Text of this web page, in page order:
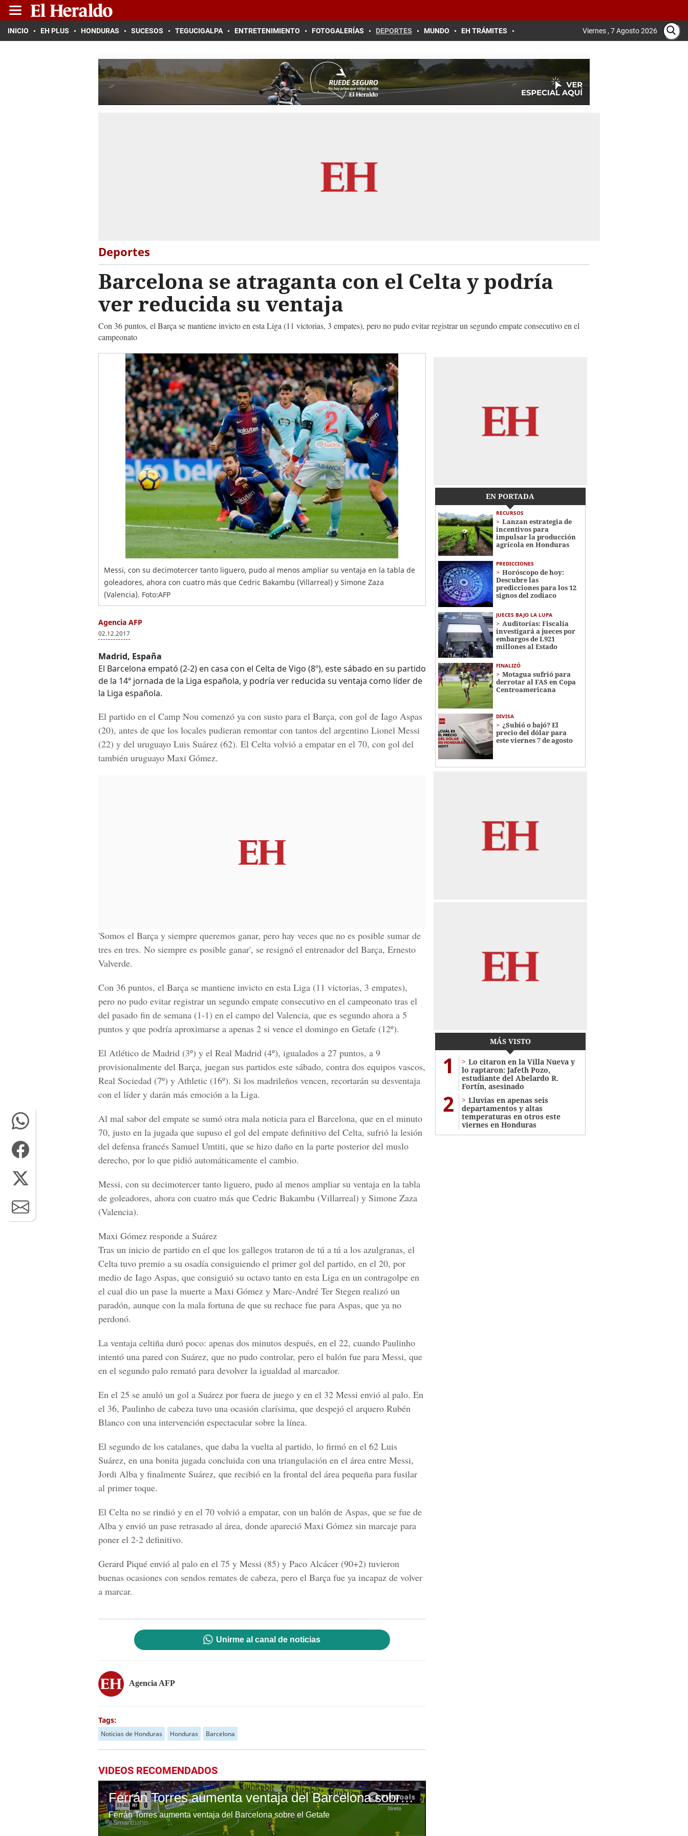
INICIO EH PLUS HONDURAS SUCESOS TEGUCIGALPA ENTRETENIMIENTO FOTOGALERÍAS DEPORTES MUNDO EH TRÁMITES Viernes , 7 Agosto 2026
Deportes
Barcelona se atraganta con el Celta y podría
ver reducida su ventaja
Con 36 puntos, el Barça se mantiene invicto en esta Liga (11 victorias, 3 empates), pero no pudo evitar registrar un segundo empate consecutivo en el
campeonato
Messi, con su decimotercer tanto liguero, pudo al menos ampliar su ventaja en la tabla de
goleadores, ahora con cuatro más que Cedric Bakambu (Villarreal) y Simone Zaza
(Valencia). Foto:AFP
Agencia AFP
02.12.2017
Madrid, España
El Barcelona empató (2-2) en casa con el Celta de Vigo (8º), este sábado en su partido
de la 14ª jornada de la Liga española, y podría ver reducida su ventaja como líder de
la Liga española.
El partido en el Camp Nou comenzó ya con susto para el Barça, con gol de Iago Aspas
(20), antes de que los locales pudieran remontar con tantos del argentino Lionel Messi
(22) y del uruguayo Luis Suárez (62). El Celta volvió a empatar en el 70, con gol del
también uruguayo Maxi Gómez.
'Somos el Barça y siempre queremos ganar, pero hay veces que no es posible sumar de
tres en tres. No siempre es posible ganar', se resignó el entrenador del Barça, Ernesto
Valverde.
Con 36 puntos, el Barça se mantiene invicto en esta Liga (11 victorias, 3 empates),
pero no pudo evitar registrar un segundo empate consecutivo en el campeonato tras el
del pasado fin de semana (1-1) en el campo del Valencia, que es segundo ahora a 5
puntos y que podría aproximarse a apenas 2 si vence el domingo en Getafe (12º).
El Atlético de Madrid (3º) y el Real Madrid (4º), igualados a 27 puntos, a 9
provisionalmente del Barça, juegan sus partidos este sábado, contra dos equipos vascos,
Real Sociedad (7º) y Athletic (16º). Si los madrileños vencen, recortarán su desventaja
con el líder y darán más emoción a la Liga.
Al mal sabor del empate se sumó otra mala noticia para el Barcelona, que en el minuto
70, justo en la jugada que supuso el gol del empate definitivo del Celta, sufrió la lesión
del defensa francés Samuel Umtiti, que se hizo daño en la parte posterior del muslo
derecho, por lo que pidió automáticamente el cambio.
Messi, con su decimotercer tanto liguero, pudo al menos ampliar su ventaja en la tabla
de goleadores, ahora con cuatro más que Cedric Bakambu (Villarreal) y Simone Zaza
(Valencia).
Maxi Gómez responde a Suárez
Tras un inicio de partido en el que los gallegos trataron de tú a tú a los azulgranas, el
Celta tuvo premio a su osadía consiguiendo el primer gol del partido, en el 20, por
medio de Iago Aspas, que consiguió su octavo tanto en esta Liga en un contragolpe en
el cual dio un pase la muerte a Maxi Gómez y Marc-André Ter Stegen realizó un
paradón, aunque con la mala fortuna de que su rechace fue para Aspas, que ya no
perdonó.
La ventaja celtiña duró poco: apenas dos minutos después, en el 22, cuando Paulinho
intentó una pared con Suárez, que no pudo controlar, pero el balón fue para Messi, que
en el segundo palo remató para devolver la igualdad al marcador.
En el 25 se anuló un gol a Suárez por fuera de juego y en el 32 Messi envió al palo. En
el 36, Paulinho de cabeza tuvo una ocasión clarísima, que despejó el arquero Rubén
Blanco con una intervención espectacular sobre la línea.
El segundo de los catalanes, que daba la vuelta al partido, lo firmó en el 62 Luis
Suárez, en una bonita jugada concluida con una triangulación en el área entre Messi,
Jordi Alba y finalmente Suárez, que recibió en la frontal del área pequeña para fusilar
al primer toque.
El Celta no se rindió y en el 70 volvió a empatar, con un balón de Aspas, que se fue de
Alba y envió un pase retrasado al área, donde apareció Maxi Gómez sin marcaje para
poner el 2-2 definitivo.
Gerard Piqué envió al palo en el 75 y Messi (85) y Paco Alcácer (90+2) tuvieron
buenas ocasiones con sendos remates de cabeza, pero el Barça fue ya incapaz de volver
a marcar.
Unirme al canal de noticias
Agencia AFP
Tags:
Noticias de Honduras Honduras Barcelona
VIDEOS RECOMENDADOS
Ferrán Torres aumenta ventaja del Barcelona sobre el Getafe
Ferrán Torres aumenta ventaja del Barcelona sobre el Getafe
EN PORTADA
RECURSOS
Lanzan estrategia de
incentivos para
impulsar la producción
agrícola en Honduras
PREDICCIONES
Horóscopo de hoy:
Descubre las
predicciones para los 12
signos del zodiaco
JUECES BAJO LA LUPA
Auditorías: Fiscalía
investigará a jueces por
embargos de L921
millones al Estado
FINALIZÓ
Motagua sufrió para
derrotar al FAS en Copa
Centroamericana
DIVISA
¿Subió o bajó? El
precio del dólar para
este viernes 7 de agosto
MÁS VISTO
1
Lo citaron en la Villa Nueva y
lo raptaron: Jafeth Pozo,
estudiante del Abelardo R.
Fortín, asesinado
2
Lluvias en apenas seis
departamentos y altas
temperaturas en otros este
viernes en Honduras